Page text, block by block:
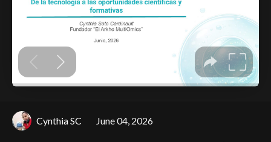
Cynthia SC June 04, 2026